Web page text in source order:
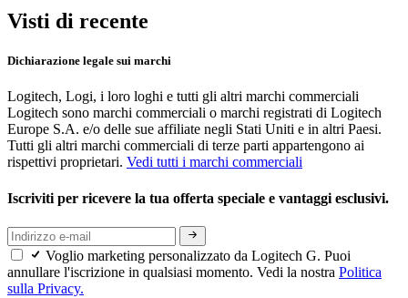
Visti di recente
Dichiarazione legale sui marchi
Logitech, Logi, i loro loghi e tutti gli altri marchi commerciali
Logitech sono marchi commerciali o marchi registrati di Logitech
Europe S.A. e/o delle sue affiliate negli Stati Uniti e in altri Paesi.
Tutti gli altri marchi commerciali di terze parti appartengono ai
rispettivi proprietari. Vedi tutti i marchi commerciali
Iscriviti per ricevere la tua offerta speciale e vantaggi esclusivi.
Voglio marketing personalizzato da Logitech G. Puoi
annullare l'iscrizione in qualsiasi momento. Vedi la nostra Politica
sulla Privacy.